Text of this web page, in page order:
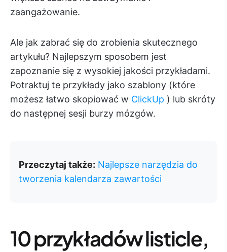
zaangażowanie.
Ale jak zabrać się do zrobienia skutecznego
artykułu? Najlepszym sposobem jest
zapoznanie się z wysokiej jakości przykładami.
Potraktuj te przykłady jako szablony (które
możesz łatwo skopiować w ClickUp ) lub skróty
do następnej sesji burzy mózgów.
Przeczytaj także: Najlepsze narzędzia do
tworzenia kalendarza zawartości
10 przykładów listicle,